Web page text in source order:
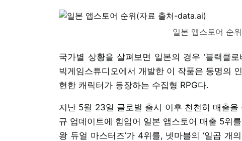
일본 앱스토어 순
국가별 상황을 살펴보면 일본의 경우 ‘블랙클
빅게임스튜디오에서 개발한 이 작품은 동명의
현한 캐릭터가 등장하는 수집형 RPG다.
지난 5월 23일 글로벌 출시 이후 천천히 매출을
규 업데이트에 힘입어 일본 앱스토어 매출 5위
왕 듀얼 마스터즈’가 4위를, 넷마블의 ‘일곱 개